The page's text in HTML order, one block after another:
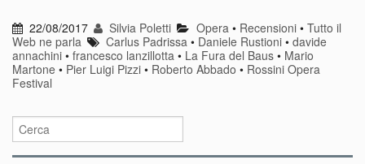
22/08/2017 Silvia Poletti Opera• Recensioni• Tutto il
Web ne parla
Carlus Padrissa • Daniele Rustioni •davide
annachini • francesco lanzillotta • La Fura del Baus • Mario
Martone • Pier Luigi Pizzi • Roberto Abbado • Rossini Opera
Festival